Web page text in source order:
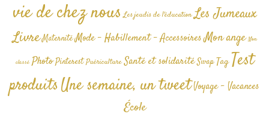
vie de chez nous Les jeudis de l'éducation Les Jumeaux
Livre Maternité Mode - Habillement - AccessoiresMon ange Non
classé Photo Pinterest Puériculture Santé et solidarité Swap TagTest
produitsUne semaine, un tweetVoyage - Vacances
École